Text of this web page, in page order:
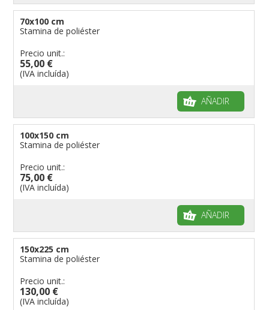
70x100 cm
Stamina de poliéster
Precio unit.:
55,00 €
(IVA incluída)
AÑADIR
100x150 cm
Stamina de poliéster
Precio unit.:
75,00 €
(IVA incluída)
AÑADIR
150x225 cm
Stamina de poliéster
Precio unit.:
130,00 €
(IVA incluída)